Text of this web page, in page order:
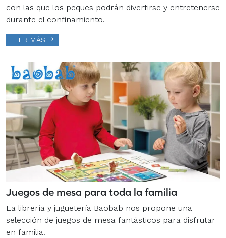
con las que los peques podrán divertirse y entretenerse
durante el confinamiento.
LEER MÁS
Juegos de mesa para toda la familia
La librería y juguetería Baobab nos propone una
selección de juegos de mesa fantásticos para disfrutar
en familia.